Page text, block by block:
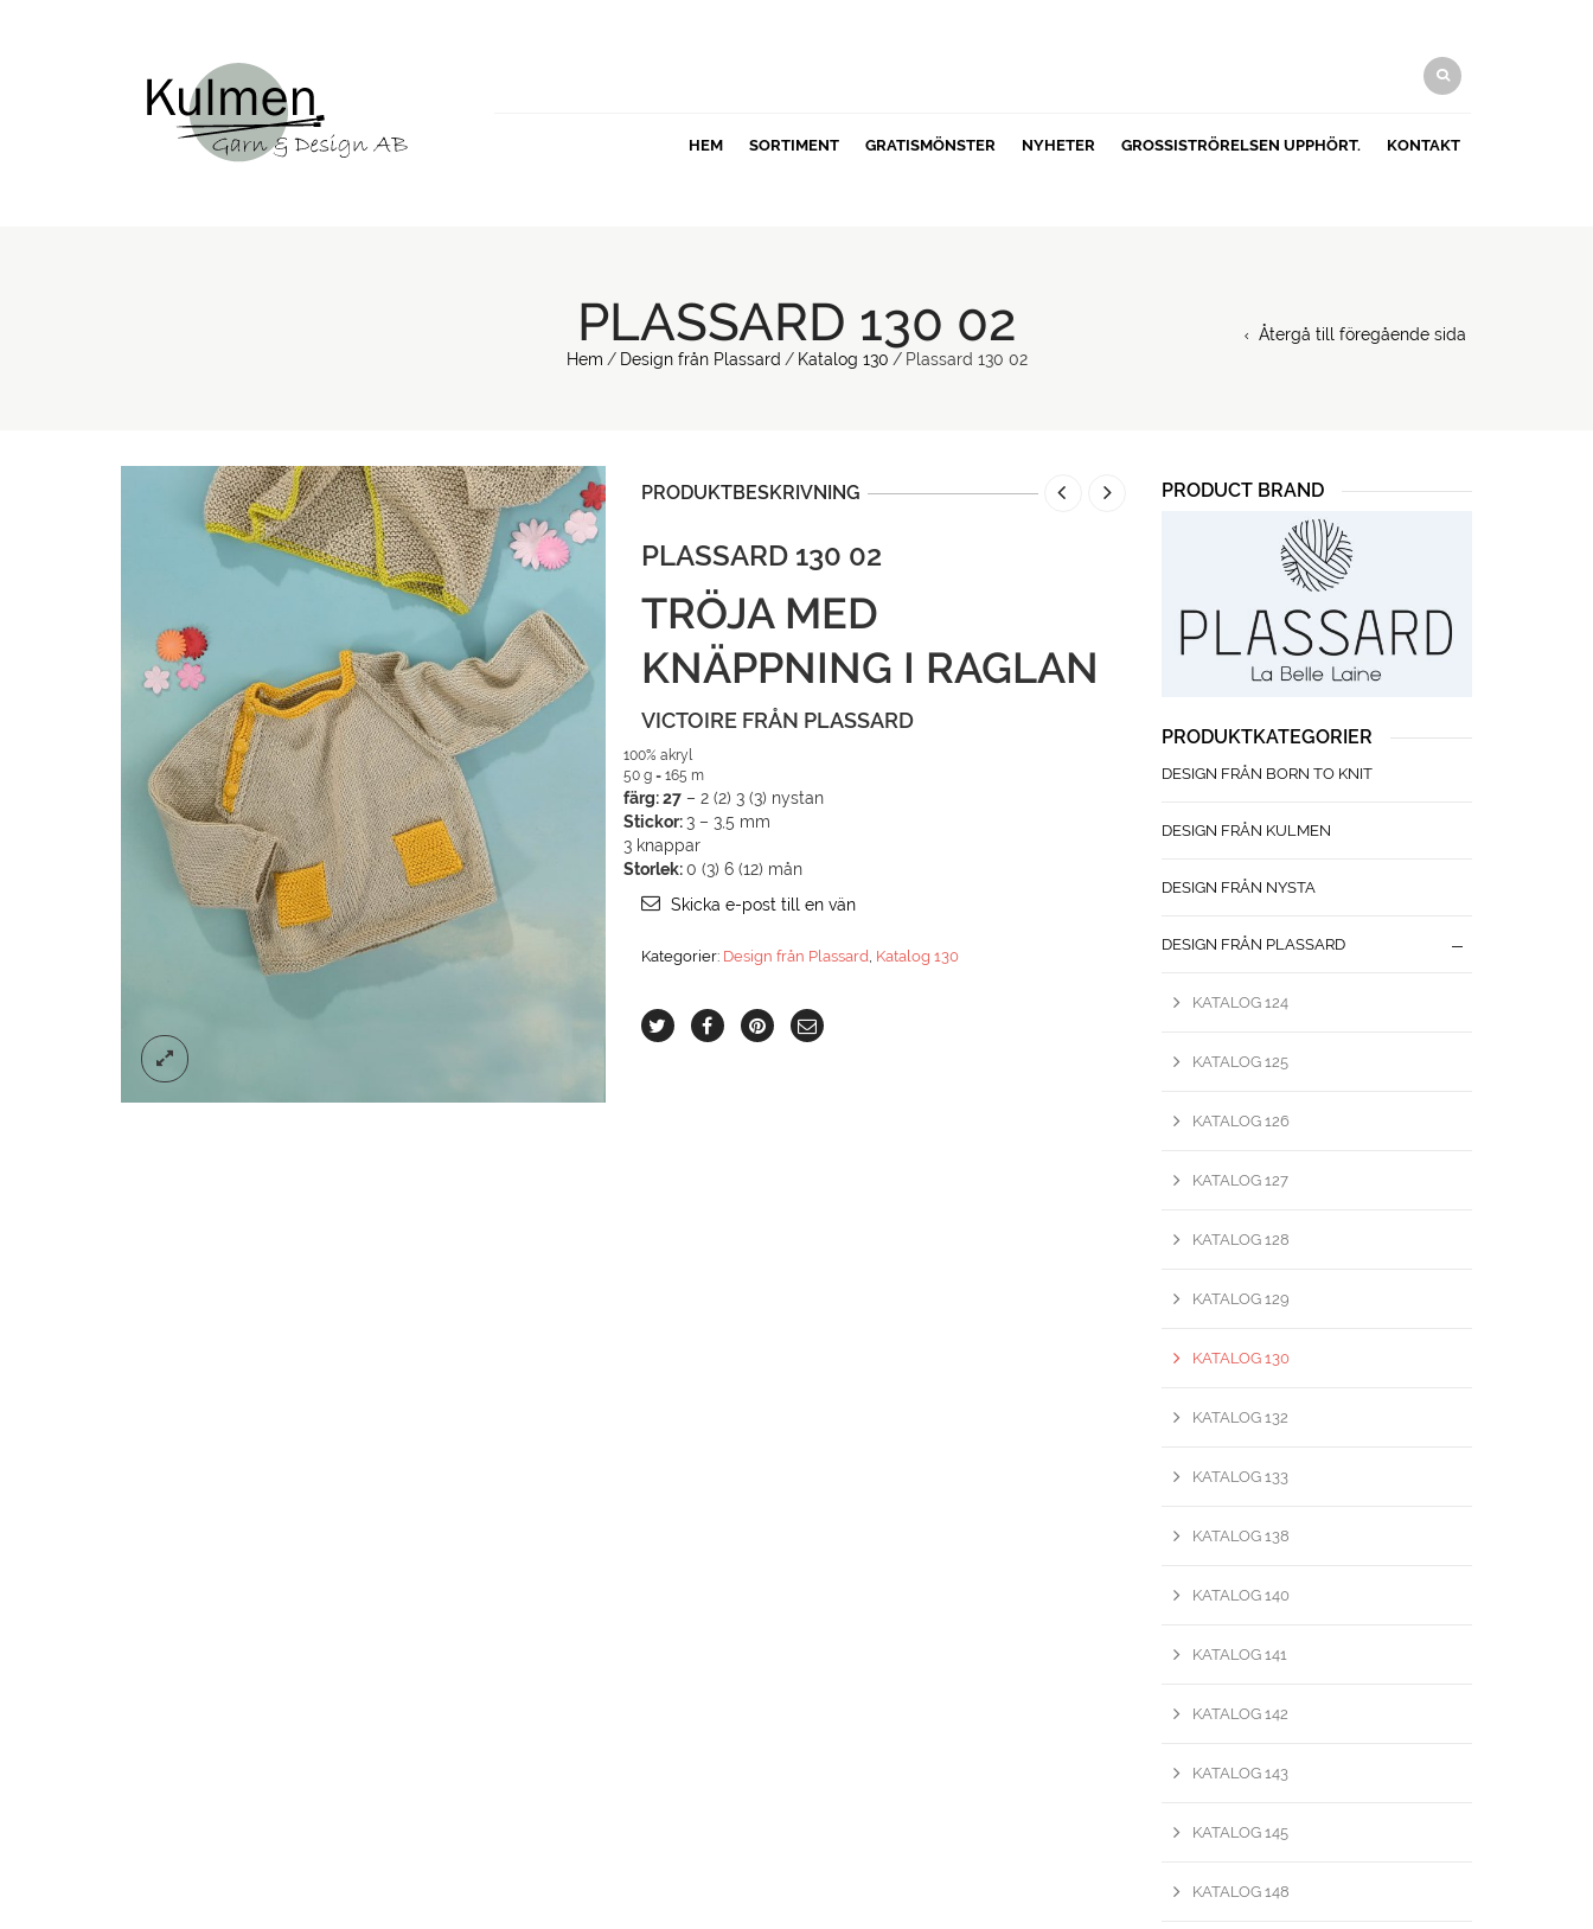
HEM SORTIMENT GRATISMÖNSTER NYHETER GROSSISTRÖRELSEN UPPHÖRT. KONTAKT
PLASSARD 130 02
Hem / Design från Plassard / Katalog 130 / Plassard 130 02
Återgå till föregående sida
PRODUKTBESKRIVNING
PLASSARD 130 02
TRÖJA MED
KNÄPPNING I RAGLAN
VICTOIRE FRÅN PLASSARD
100% akryl
50 g = 165 m
färg: 27– 2 (2) 3 (3) nystan
Stickor:3 – 3,5 mm
3 knappar
Storlek:0 (3) 6 (12) mån
Skicka e-post till en vän
Kategorier: Design från Plassard, Katalog 130
PRODUCT BRAND
PRODUKTKATEGORIER
DESIGN FRÅN BORN TO KNIT
DESIGN FRÅN KULMEN
DESIGN FRÅN NYSTA
DESIGN FRÅN PLASSARD
KATALOG 124
KATALOG 125
KATALOG 126
KATALOG 127
KATALOG 128
KATALOG 129
KATALOG 130
KATALOG 132
KATALOG 133
KATALOG 138
KATALOG 140
KATALOG 141
KATALOG 142
KATALOG 143
KATALOG 145
KATALOG 148